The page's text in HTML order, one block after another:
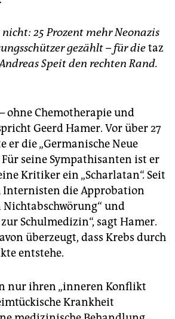
nicht: 25 Prozent mehr Neonazis
gezählt – für dietaz
Speit den rechten Rand.
ohne Chemotherapie und
Geerd Hamer. Vor über 27
er die „Germanische Neue
seine Sympathisanten ist er
Kritiker ein „Scharlatan“. Seit
Internisten die Approbation
Nichtabschwörung“ und
Schulmedizin“, sagt Hamer.
überzeugt, dass Krebs durch
entstehe.
nur ihren „inneren Konflikt
Krankheit